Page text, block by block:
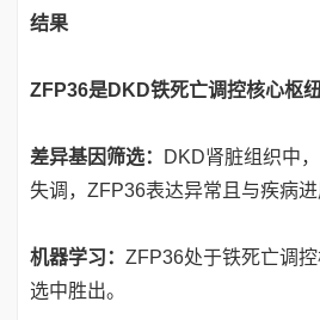
结果
ZFP36是DKD铁死亡调控核心枢纽
差异基因筛选：
DKD肾脏组织中
失调，ZFP36表达异常且与疾病进
机器学习： ZFP36处于铁死亡调
选中胜出。